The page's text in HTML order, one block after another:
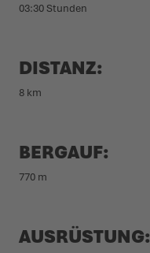
03:30 Stunden
DISTANZ:
8 km
BERGAUF:
770 m
AUSRÜSTUNG: